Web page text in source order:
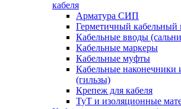
кабеля
Арматура СИП
Герметичный кабельный
Кабельные вводы
Кабельные маркеры
Кабельные муфты
Кабельные наконечники
(гильзы)
Крепеж для кабеля
ТуТ и изоляционные